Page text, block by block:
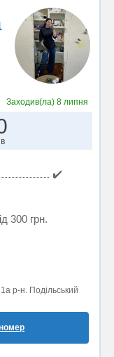
Заходив(ла)8 липня
✔️
300 грн.
р-н. Подільський